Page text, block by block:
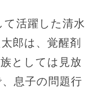
活躍した清水
郎は、覚醒剤
としては見放
息子の問題行